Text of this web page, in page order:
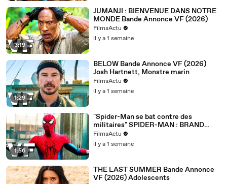
3:19
JUMANJI : BIENVENUE DANS NOTRE
MONDE Bande Annonce VF (2026)
FilmsActu
il y a 1 semaine
1:29
BELOW Bande Annonce VF (2026)
Josh Hartnett, Monstre marin
FilmsActu
il y a 1 semaine
1:56
"Spider-Man se bat contre des
militaires" SPIDER-MAN : BRAND
NEW DAY Extrait VF (2026)
FilmsActu
il y a 1 semaine
THE LAST SUMMER Bande Annonce
VF (2026) Adolescents